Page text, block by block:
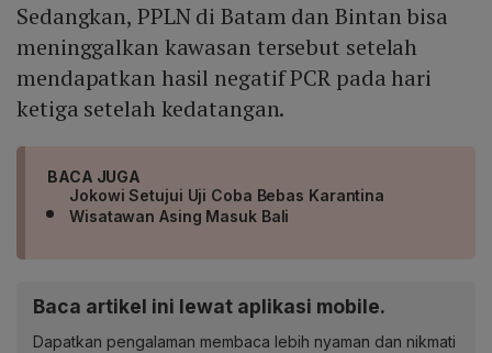
Sedangkan, PPLN di Batam dan Bintan bisa
meninggalkan kawasan tersebut setelah
mendapatkan hasil negatif PCR pada hari
ketiga setelah kedatangan.
BACA JUGA
Jokowi Setujui Uji Coba Bebas Karantina
Wisatawan Asing Masuk Bali
Baca artikel ini lewat aplikasi mobile.
Dapatkan pengalaman membaca lebih nyaman dan nikmati